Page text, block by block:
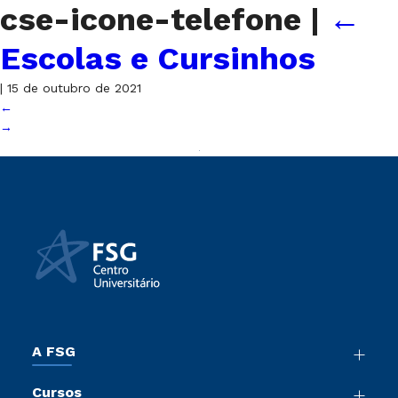
cse-icone-telefone | ←
Escolas e Cursinhos
| 15 de outubro de 2021
←
→
A FSG
Cursos